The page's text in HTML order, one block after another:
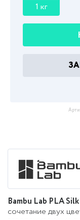
Bambu Lab PLA
сочетание двух
1 кг